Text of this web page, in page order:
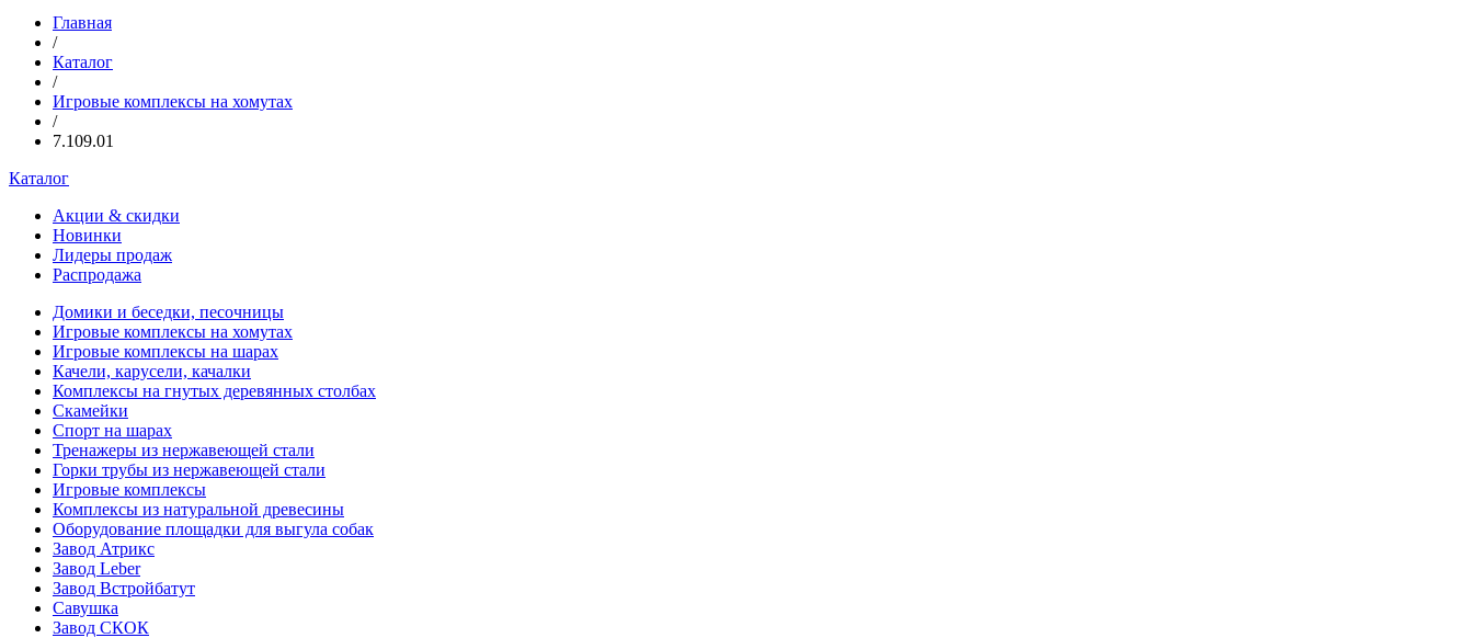
Главная
/
Каталог
/
Игровые комплексы на хомутах
/
7.109.01
Каталог
Акции & скидки
Новинки
Лидеры продаж
Распродажа
Домики и беседки, песочницы
Игровые комплексы на хомутах
Игровые комплексы на шарах
Качели, карусели, качалки
Комплексы на гнутых деревянных столбах
Скамейки
Спорт на шарах
Тренажеры из нержавеющей стали
Горки трубы из нержавеющей стали
Игровые комплексы
Комплексы из натуральной древесины
Оборудование площадки для выгула собак
Завод Атрикс
Завод Leber
Завод Встройбатут
Савушка
Завод СКОК